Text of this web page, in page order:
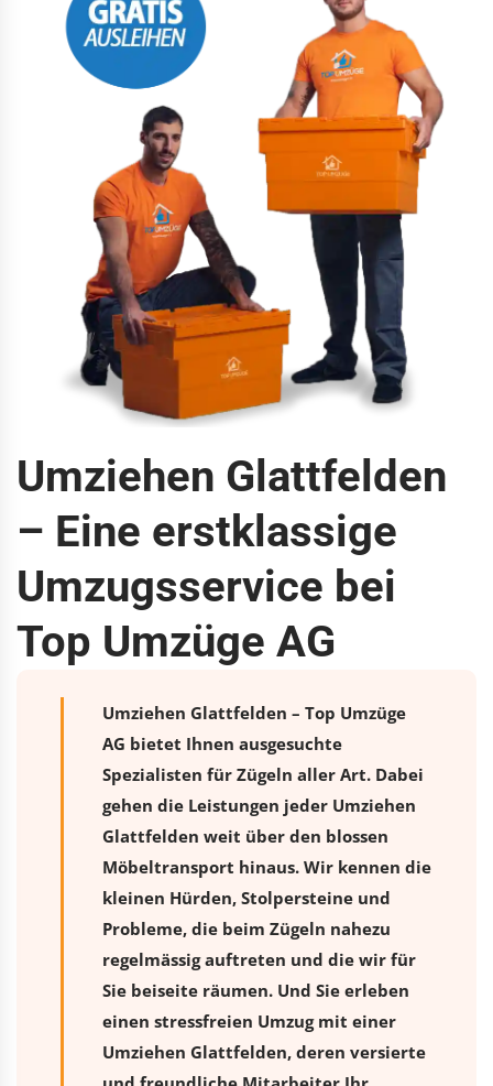
Umziehen Glattfelden
– Eine erstklassige
Umzugsservice bei
Top Umzüge AG
Umziehen Glattfelden – Top Umzüge
AG bietet Ihnen ausgesuchte
Spezialisten für Zügeln aller Art. Dabei
gehen die Leistungen jeder Umziehen
Glattfelden weit über den blossen
Möbeltransport hinaus. Wir kennen die
kleinen Hürden, Stolpersteine und
Probleme, die beim Zügeln nahezu
regelmässig auftreten und die wir für
Sie beiseite räumen. Und Sie erleben
einen stressfreien Umzugmit einer
Umziehen Glattfelden, deren versierte